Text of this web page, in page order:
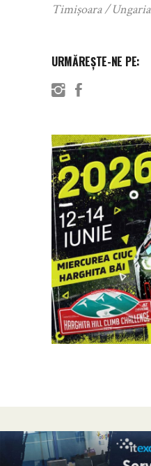
Timișoara
Ungaria
URMĂREȘTE-NE PE: